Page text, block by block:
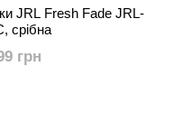
JRL Fresh Fade JRL-
срібна
грн